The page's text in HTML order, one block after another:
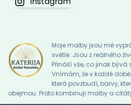
Moje malby jsou mé
světle. Jsou z reálného
Přináší vše, co jinak
Vnímám, že v každé
která povzbudí, barvy,
obejmou. Proto kombinuji malby a